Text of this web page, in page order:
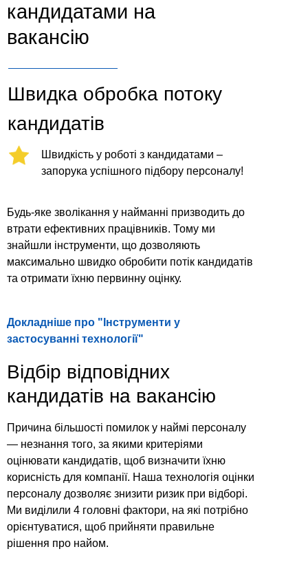
кандидатами на
вакансію
Будь-яке зволікання у найманні призводить до
втрати ефективних працівників. Тому ми
знайшли інструменти, що дозволяють
максимально швидко обробити потік кандидатів
та отримати їхню первинну оцінку.
Причина більшості помилок у наймi персоналу
— незнання того, за якими критеріями
оцінювати кандидатів, щоб визначити їхню
корисність для компанії. Наша технологія оцінки
персоналу дозволяє знизити ризик при відборі.
Ми виділили 4 головні фактори, на які потрібно
орієнтуватися, щоб прийняти правильне
рішення про найом.
Швидка обробка потоку
кандидатів
Відбір відповідних
кандидатів на вакансію
Швидкість у роботі з кандидатами –
запорука успішного підбору персоналу!
Докладніше про "Інструменти у
застосуванні технології"